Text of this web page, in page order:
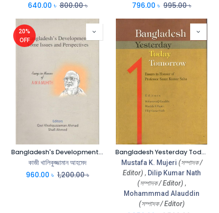
640.00 ৳ 800.00৳ 796.00 ৳ 995.00৳
20%
OFF
Bangladesh's Development Some Issues and Perspectives
কাজী খালিকুজ্জামান আহমেদ
960.00 ৳ 1,200.00৳
Bangladesh Yesterday Today Tomorrow
Mustafa K. Mujeri (সম্পাদক /
Editor) , Dilip Kumar Nath
(সম্পাদক / Editor) ,
Mohammmad Alauddin
(সম্পাদক / Editor)